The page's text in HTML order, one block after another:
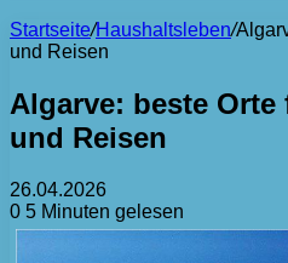
Startseite/Haushaltsleben/
und Reisen
Algarve: beste
und Reisen
26.04.2026
0 5 Minuten gelesen